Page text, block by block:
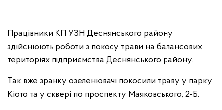
Працівники КП УЗН Деснянського району
здійснюють роботи з покосу трави на балансових
територіях підприємства Деснянського району.
Так вже зранку озеленювачі покосили траву у парку
Кіото та у сквері по проспекту Маяковського, 2-Б.